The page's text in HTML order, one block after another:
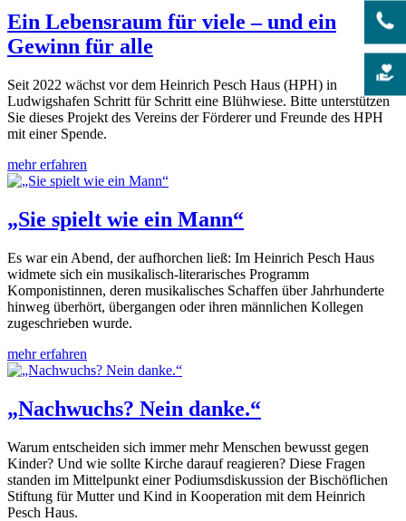
Ein Lebensraum für viele – und ein
Gewinn für alle
Seit 2022 wächst vor dem Heinrich Pesch Haus (HPH) in
Ludwigshafen Schritt für Schritt eine Blühwiese. Bitte unterstützen
Sie dieses Projekt des Vereins der Förderer und Freunde des HPH
mit einer Spende.
mehr erfahren
„Sie spielt wie ein Mann“
Es war ein Abend, der aufhorchen ließ: Im Heinrich Pesch Haus
widmete sich ein musikalisch-literarisches Programm
Komponistinnen, deren musikalisches Schaffen über Jahrhunderte
hinweg überhört, übergangen oder ihren männlichen Kollegen
zugeschrieben wurde.
mehr erfahren
„Nachwuchs? Nein danke.“
Warum entscheiden sich immer mehr Menschen bewusst gegen
Kinder? Und wie sollte Kirche darauf reagieren? Diese Fragen
standen im Mittelpunkt einer Podiumsdiskussion der Bischöflichen
Stiftung für Mutter und Kind in Kooperation mit dem Heinrich
Pesch Haus.